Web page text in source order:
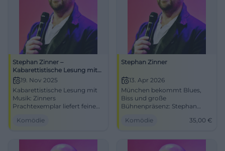
Stephan Zinner –
Kabarettistische Lesung mit
Musik: Prachtexemplar
19. Nov 2025
Kabarettistische Lesung mit
Musik: Zinners
Prachtexemplar liefert feine
Publikumsreaktion in der
Traunstein bekommt eine
Show mit Herz, Wortwitz und
Komödie
Stephan Zinner
13. Apr 2026
München bekommt Blues,
Biss und große
Bühnenpräsenz: Stephan
Lustspielhaus. 13.04.2026, ab
Komödie 35,00 €